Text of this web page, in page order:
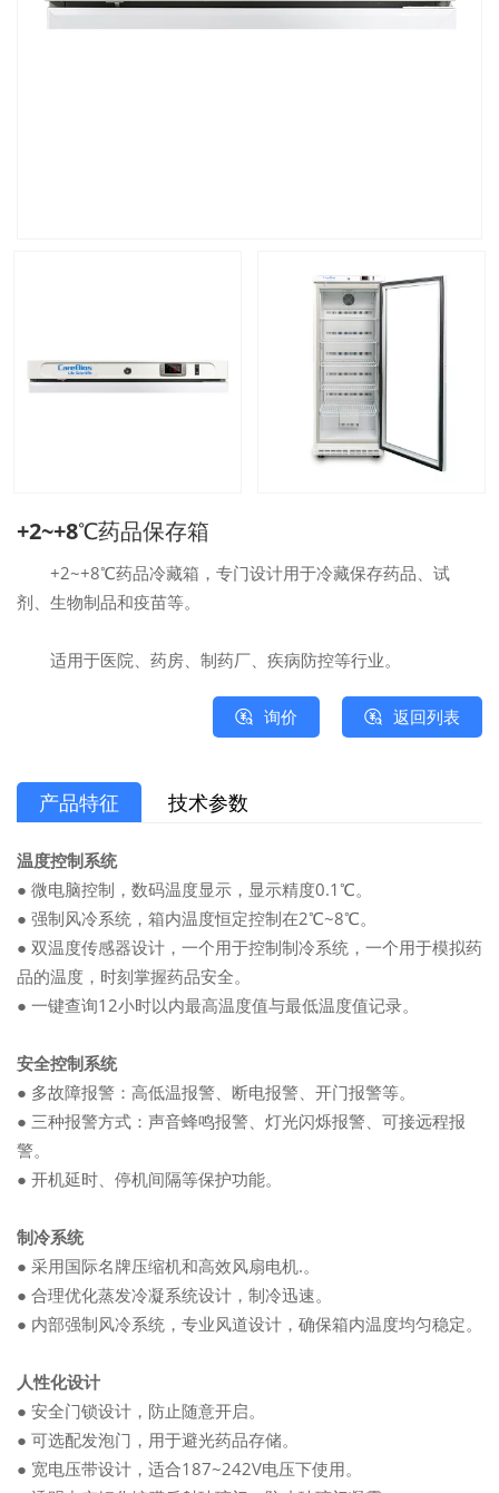
+2~+8℃药品保存箱
+2~+8℃药品冷藏箱，专门设计用于冷藏保存药品、试
剂、生物制品和疫苗等。
适用于医院、药房、制药厂、疾病防控等行业。
返回列表
询价
产品特征 技术参数
温度控制系统
● 微电脑控制，数码温度显示，显示精度0.1℃。
● 强制风冷系统，箱内温度恒定控制在2℃~8℃。
● 双温度传感器设计，一个用于控制制冷系统，一个用于模拟药
品的温度，时刻掌握药品安全。
● 一键查询12小时以内最高温度值与最低温度值记录。
安全控制系统
● 多故障报警：高低温报警、断电报警、开门报警等。
● 三种报警方式：声音蜂鸣报警、灯光闪烁报警、可接远程报
警。
● 开机延时、停机间隔等保护功能。
制冷系统
● 采用国际名牌压缩机和高效风扇电机.。
● 合理优化蒸发冷凝系统设计，制冷迅速。
● 内部强制风冷系统，专业风道设计，确保箱内温度均匀稳定。
人性化设计
● 安全门锁设计，防止随意开启。
● 可选配发泡门，用于避光药品存储。
● 宽电压带设计，适合187~242V电压下使用。